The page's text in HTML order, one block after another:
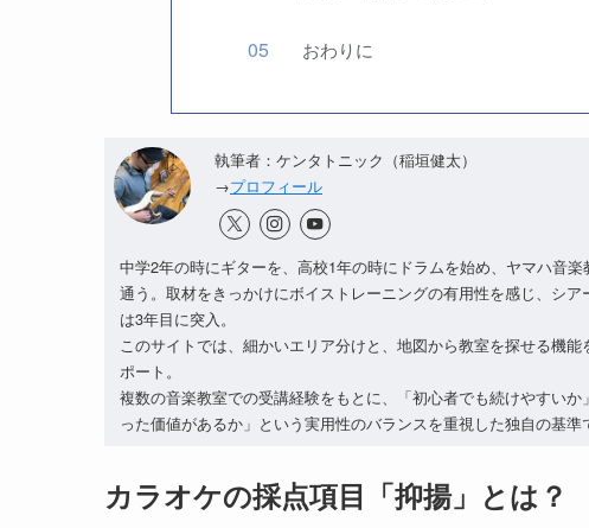
おわりに
執筆者：ケンタトニック（稲垣健太）
→プロフィール
中学2年の時にギターを、高校1年の時にドラムを始め、ヤマハ音
通う。取材をきっかけにボイストレーニングの有用性を感じ、シ
は3年目に突入。
このサイトでは、細かいエリア分けと、地図から教室を探せる機
ポート。
複数の音楽教室での受講経験をもとに、「初心者でも続けやすい
った価値があるか」という実用性のバランスを重視した独自の基準
カラオケの採点項目「抑揚」とは？